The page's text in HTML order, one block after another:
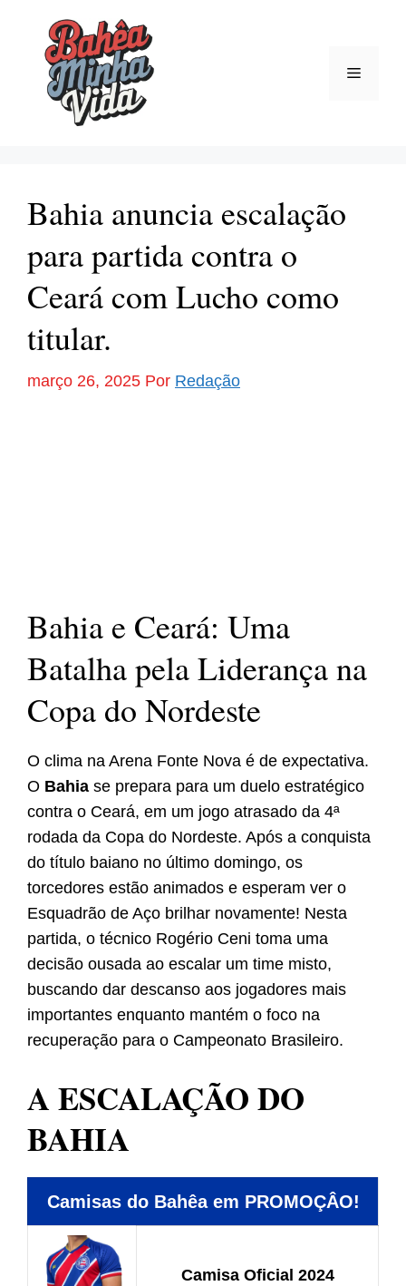
conteúdo
Menu
Bahia anuncia escalação
para partida contra o
Ceará com Lucho como
titular.
março 26, 2025 Por Redação
Bahia e Ceará: Uma
Batalha pela Liderança na
Copa do Nordeste
O clima na Arena Fonte Nova é de expectativa.
O Bahia se prepara para um duelo estratégico
contra o Ceará, em um jogo atrasado da 4ª
rodada da Copa do Nordeste. Após a conquista
do título baiano no último domingo, os
torcedores estão animados e esperam ver o
Esquadrão de Aço brilhar novamente! Nesta
partida, o técnico Rogério Ceni toma uma
decisão ousada ao escalar um time misto,
buscando dar descanso aos jogadores mais
importantes enquanto mantém o foco na
recuperação para o Campeonato Brasileiro.
A ESCALAÇÃO DO
BAHIA
Camisas do Bahêa em PROMOÇÂO!
Camisa Oficial 2024